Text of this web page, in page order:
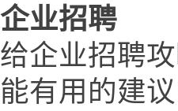
企业招聘
给企业招聘
能有用的建